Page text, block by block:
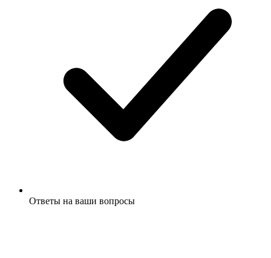
Ответы на ваши вопросы